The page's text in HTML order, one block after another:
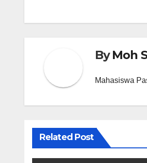
ByMoh
Mahasiswa
Related Post